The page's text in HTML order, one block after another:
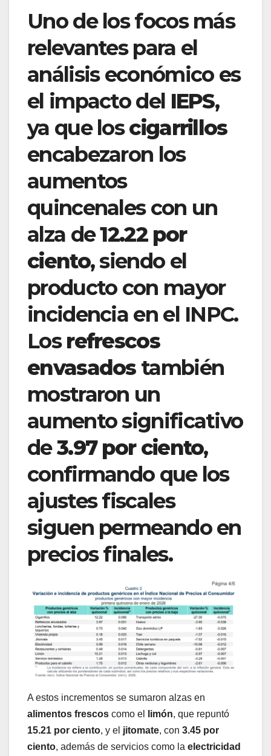
Uno de los focos más
relevantes para el
análisis económico es
el impacto del IEPS,
ya que loscigarrillos
encabezaron los
aumentos
quincenales con un
alza de12.22 por
ciento, siendo el
producto con mayor
incidencia en el INPC.
Losrefrescos
envasadostambién
mostraron un
aumento significativo
de3.97 por ciento,
confirmando que los
ajustes fiscales
siguen permeando en
precios finales.
A estos incrementos se sumaron alzas en
alimentos frescos como el limón, que repuntó
15.21 por ciento, y el jitomate, con 3.45 por
ciento, además de servicios como la electricidad